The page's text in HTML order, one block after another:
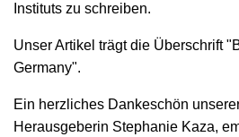
Instituts zu schreiben.
Unser Artikel trägt die Überschrift
Germany".
Ein herzliches Dankeschön
Herausgeberin Stephanie Kaza,